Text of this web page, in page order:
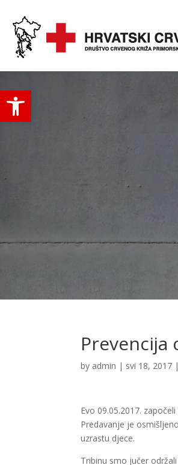
Open toolbar
Prevencija
by admin | svi 18, 2017 |
Evo 09.05.2017.
Predavanje je
uzrastu djece.
Tribinu smo jučer